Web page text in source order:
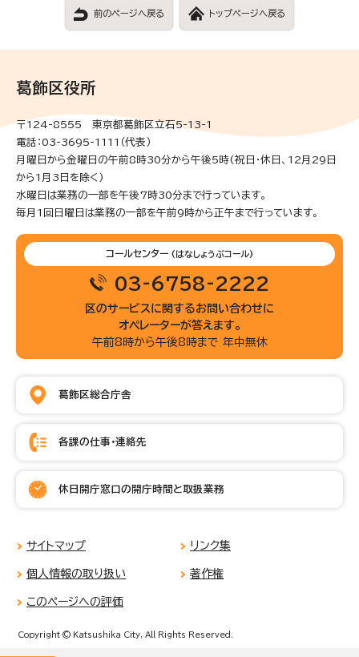
前のページへ戻る トップページへ戻る
葛飾区役所
〒124-8555 東京都葛飾区立石5-13-1
電話：03-3695-1111（代表）
月曜日から金曜日の午前8時30分から午後5時(祝日・休日、12月29日
から1月3日を除く)
水曜日は業務の一部を午後7時30分まで行っています。
毎月1回日曜日は業務の一部を午前9時から正午まで行っています。
コールセンター (はなしょうぶコール)
03-6758-2222
区のサービスに関するお問い合わせに
オペレーターが答えます。
午前8時から午後8時まで 年中無休
葛飾区総合庁舎
各課の仕事・連絡先
休日開庁窓口の開庁時間と取扱業務
サイトマップ リンク集
個人情報の取り扱い 著作権
このページへの評価
Copyright © Katsushika City, All Rights Reserved.